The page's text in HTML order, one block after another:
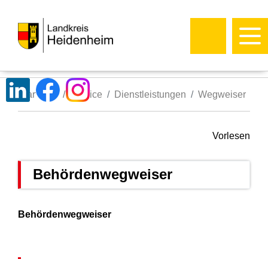
Startseite Service Dienstleistungen Wegweiser
Vorlesen
Behördenwegweiser
Behördenwegweiser